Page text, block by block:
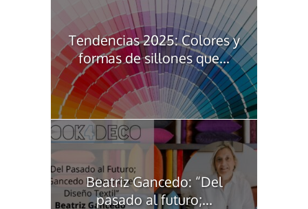
Tendencias 2025: Colores y
formas de sillones que...
Beatriz Gancedo: “Del
pasado al futuro;...